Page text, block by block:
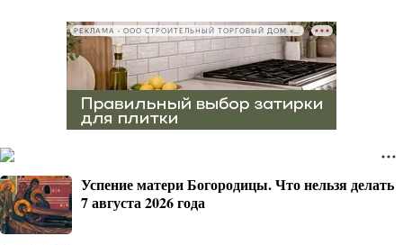
РЕКЛАМА • ООО СТРОИТЕЛЬНЫЙ ТОРГОВЫЙ ДОМ «ПЕТРОВИЧ», ИНН 7802348846
Успение матери Богородицы. Что нельзя делать
7 августа 2026 года